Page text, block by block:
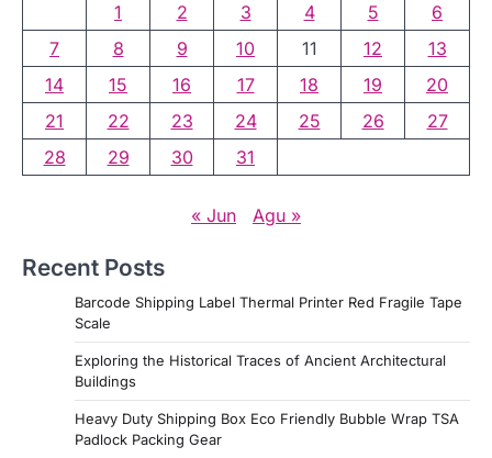
1
2 3 4 5
6
7
8 9 10 11 12
13
14
15 16 17 18 19
20
21
22 23 24 25 26
27
28
29 30 31
« Jun Agu »
Recent Posts
Barcode Shipping Label Thermal Printer Red Fragile Tape
Scale
Exploring the Historical Traces of Ancient Architectural
Buildings
Heavy Duty Shipping Box Eco Friendly Bubble Wrap TSA
Padlock Packing Gear